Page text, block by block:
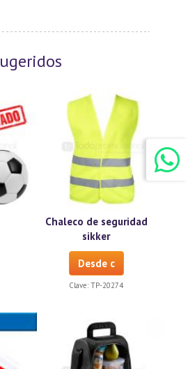
Chaleco de seguridad
sikker
Desde c
Clave: TP-20274